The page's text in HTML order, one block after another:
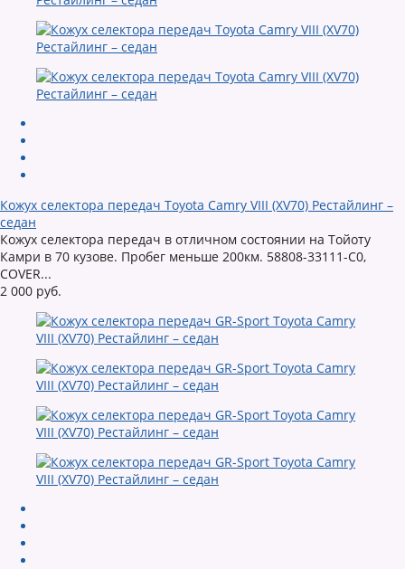
Кожух селектора передач Toyota Camry VIII (XV70) Рестайлинг –
седан
Кожух селектора передач в отличном состоянии на Тойоту
Камри в 70 кузове. Пробег меньше 200км. 58808-33111-C0,
COVER...
2 000 руб.